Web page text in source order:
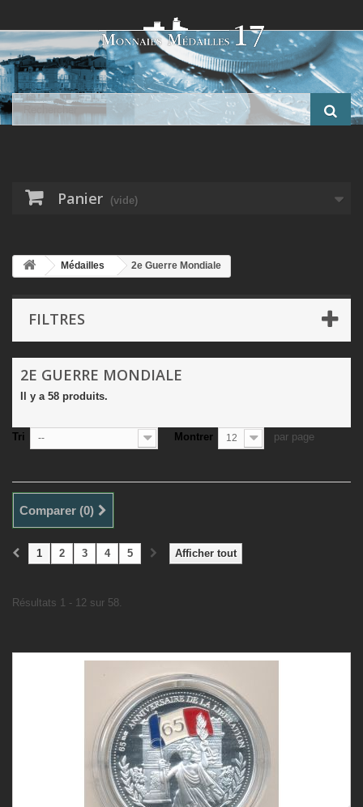
Panier (vide)
Médailles 2e Guerre Mondiale
FILTRES
2E GUERRE MONDIALE
Il y a 58 produits.
Tri -- Montrer 12 par page
Comparer (0)
Afficher tout
1 2 3 4 5
Résultats 1 - 12 sur 58.